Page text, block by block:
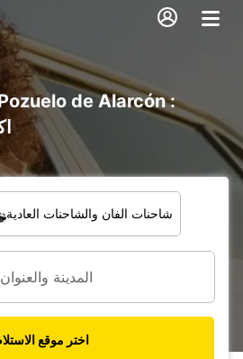
شاحنات الفان والشاحنات العادية
اختر موقع